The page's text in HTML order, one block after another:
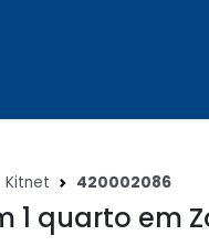
Kitnet 420002086
1 quarto em